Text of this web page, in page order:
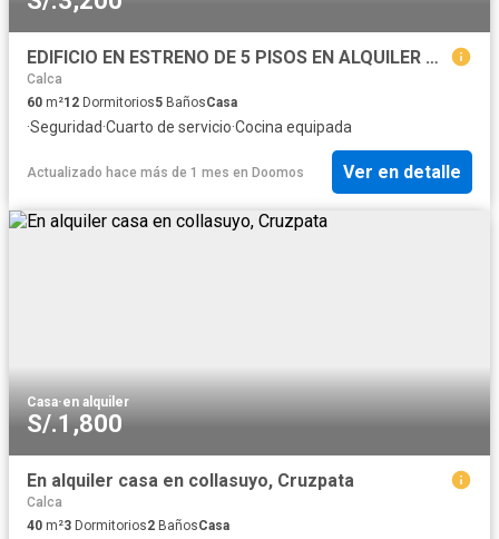
EDIFICIO EN ESTRENO DE 5 PISOS EN ALQUILER PICCHU ALTO CUSCO
Calca
60 m²12 Dormitorios5 BañosCasa
·Seguridad·Cuarto de servicio·Cocina equipada
Actualizado hace más de 1 mes en Doomos Ver en detalle
Casa·en alquiler
S/.1,800
En alquiler casa en collasuyo, Cruzpata
Calca
40 m²3 Dormitorios2 BañosCasa